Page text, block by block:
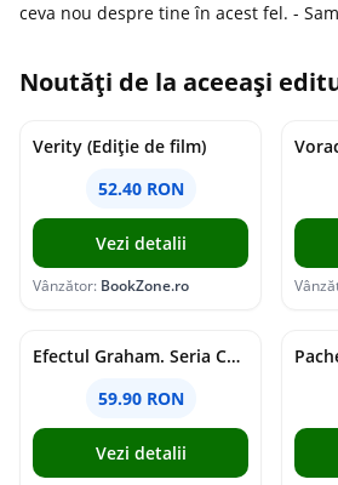
ceva nou despre tine în acest fel. -
Noutăți de la aceeași
Verity (Ediție de film)
52.40 RON
Vezi detalii
Vânzător: BookZone.ro
Efectul Graham. Seria Campus Diaries Vol.1
59.90 RON
Vezi detalii